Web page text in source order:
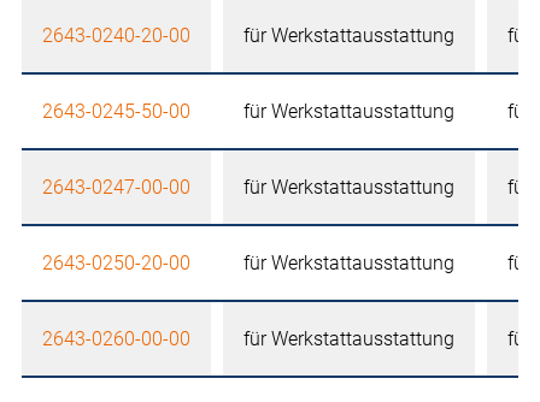
2643-0240-20-00 für Werkstattausstattung für
2643-0245-50-00 für Werkstattausstattung für
2643-0247-00-00 für Werkstattausstattung für
2643-0250-20-00 für Werkstattausstattung für
2643-0260-00-00 für Werkstattausstattung für